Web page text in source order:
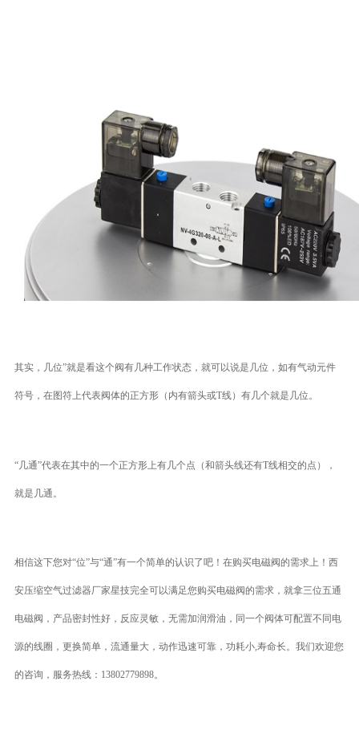
其实，几位”就是看这个阀有几种工作状态，就可以说是几位，如有气动元件
符号，在图符上代表阀体的正方形（内有箭头或T线）有几个就是几位。
“几通”代表在其中的一个正方形上有几个点（和箭头线还有T线相交的点），
就是几通。
相信这下您对“位”与“通”有一个简单的认识了吧！在购买电磁阀的需求上！西
安压缩空气过滤器厂家星技完全可以满足您购买电磁阀的需求，就拿三位五通
电磁阀，产品密封性好，反应灵敏，无需加润滑油，同一个阀体可配置不同电
源的线圈，更换简单，流通量大，动作迅速可靠，功耗小,寿命长。我们欢迎您
的咨询，服务热线：13802779898。